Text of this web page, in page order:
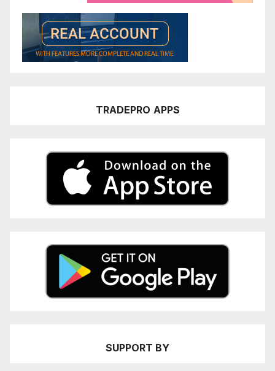
TRADEPRO APPS
SUPPORT BY